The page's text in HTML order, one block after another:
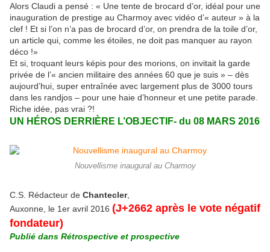
Alors Claudi a pensé : « Une tente de brocard d’or, idéal pour une
inauguration de prestige au Charmoy avec vidéo d’« auteur » à la
clef ! Et si l’on n’a pas de brocard d’or, on prendra de la toile d’or,
un article qui, comme les étoiles, ne doit pas manquer au rayon
déco !»
Et si, troquant leurs képis pour des morions, on invitait la garde
privée de l’« ancien militaire des années 60 que je suis » ‒ dès
aujourd’hui, super entraînée avec largement plus de 3000 tours
dans les randjos ‒ pour une haie d’honneur et une petite parade.
Riche idée, pas vrai ?!
UN HÉROS DERRIÈRE L’OBJECTIF- du 08 MARS 2016
Nouvellisme inaugural au Charmoy
C.S. Rédacteur de Chantecler,
Auxonne, le 1er avril 2016 (J+2662 après le vote négatif
fondateur)
Publié dans Rétrospective et prospective